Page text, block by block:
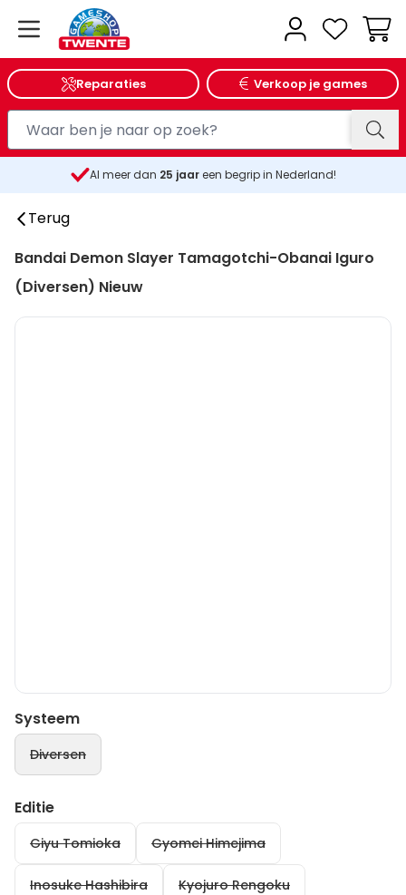
Reparaties Verkoop je games
Al meer dan 25 jaareen begrip in Nederland!
Terug
Bandai Demon Slayer Tamagotchi-Obanai Iguro
(Diversen) Nieuw
Systeem
Diversen
Editie
Giyu Tomioka Gyomei Himejima
Inosuke Hashibira Kyojuro Rengoku